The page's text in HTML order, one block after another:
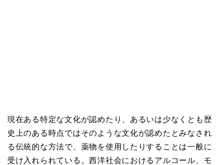
現在ある特定な文化が認めたり、あるいは少なくとも歴
史上のある時点ではそのような文化が認めたとみなされ
る伝統的な方法で、薬物を使用したりすることは一般に
受け入れられている。西洋社会におけるアルコール、モ